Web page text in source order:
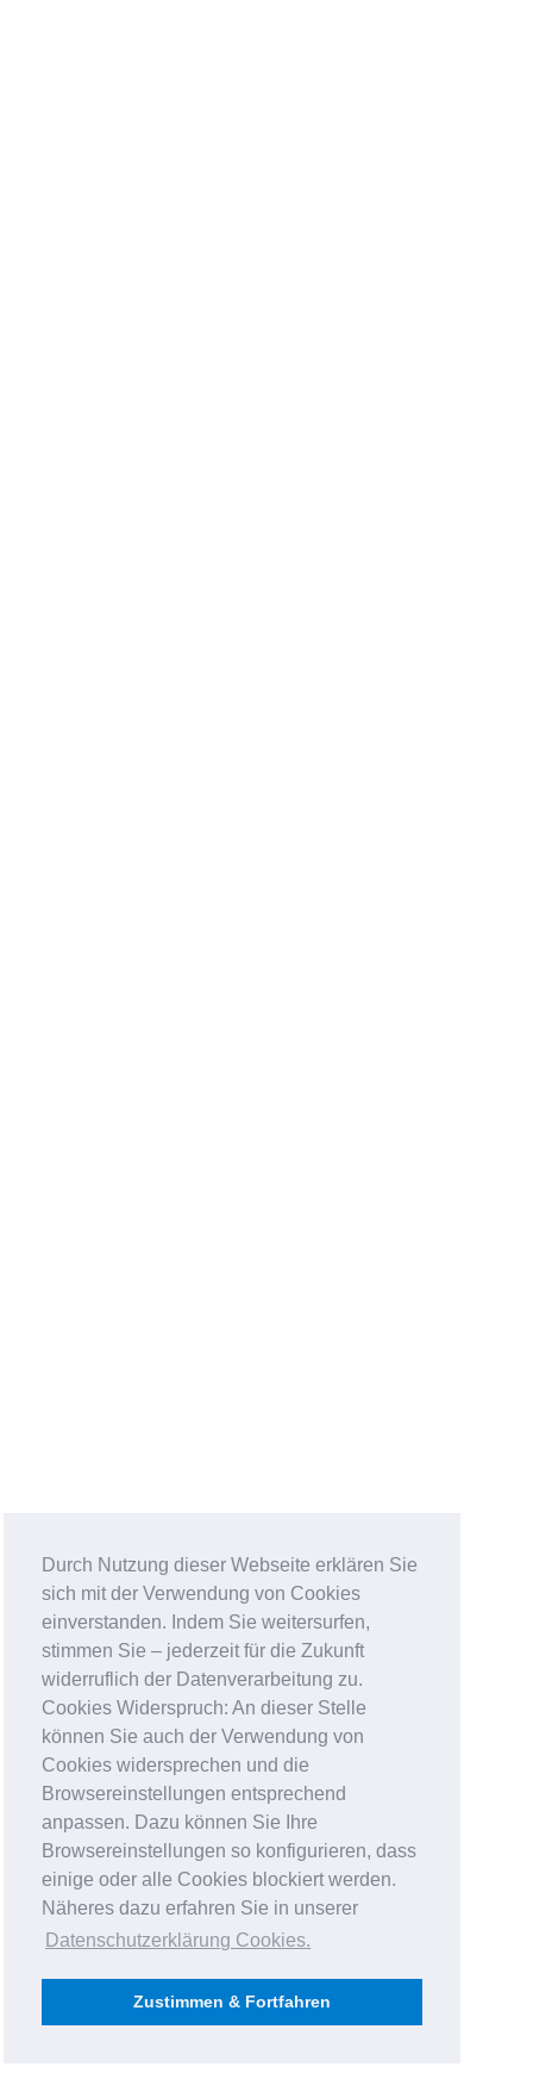
Durch Nutzung dieser Webseite erklären Sie
sich mit der Verwendung von Cookies
einverstanden. Indem Sie weitersurfen,
stimmen Sie – jederzeit für die Zukunft
widerruflich der Datenverarbeitung zu.
Cookies Widerspruch: An dieser Stelle
können Sie auch der Verwendung von
Cookies widersprechen und die
Browsereinstellungen entsprechend
anpassen. Dazu können Sie Ihre
Browsereinstellungen so konfigurieren, dass
einige oder alle Cookies blockiert werden.
Näheres dazu erfahren Sie in unserer
Datenschutzerklärung Cookies.
Zustimmen & Fortfahren